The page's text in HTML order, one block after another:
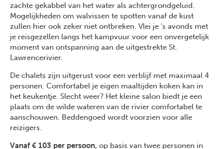
zachte gekabbel van het water als achtergrondgeluid.
Mogelijkheden om walvissen te spotten vanaf de kust
zullen hier ook zeker niet ontbreken. Vlei je 's avonds met
je reisgezellen langs het kampvuur voor een onvergetelijk
moment van ontspanning aan de uitgestrekte St.
Lawrencerivier.
De chalets zijn uitgerust voor een verblijf met maximaal 4
personen. Comfortabel je eigen maaltijden koken kan in
het keukentje. Slecht weer? Het kleine salon biedt je een
plaats om de wilde wateren van de rivier comfortabel te
aanschouwen. Beddengoed wordt voorzien voor alle
reizigers.
Vanaf € 103 per persoon, op basis van twee personen in